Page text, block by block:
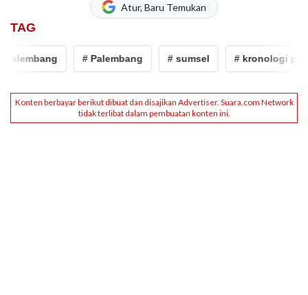
Atur, Baru Temukan
TAG
# Palembang # sumsel # kronologi